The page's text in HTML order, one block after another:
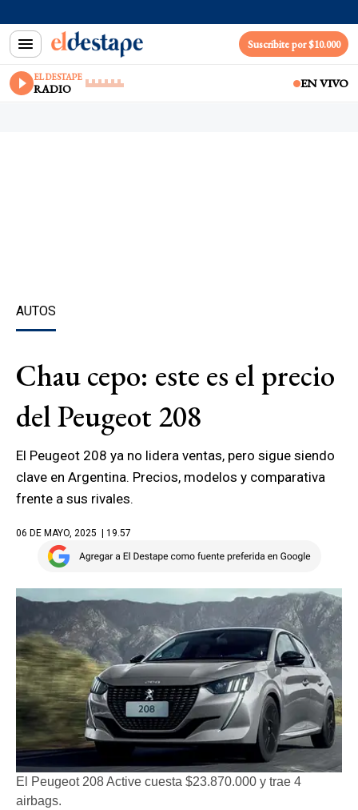
Suscribite por $10.000
EL DESTAPE
RADIO EN VIVO
AUTOS
Chau cepo: este es el precio
del Peugeot 208
El Peugeot 208 ya no lidera ventas, pero sigue siendo
clave en Argentina. Precios, modelos y comparativa
frente a sus rivales.
06 DE MAYO, 2025 | 19.57
El Peugeot 208 Active cuesta $23.870.000 y trae 4
airbags.